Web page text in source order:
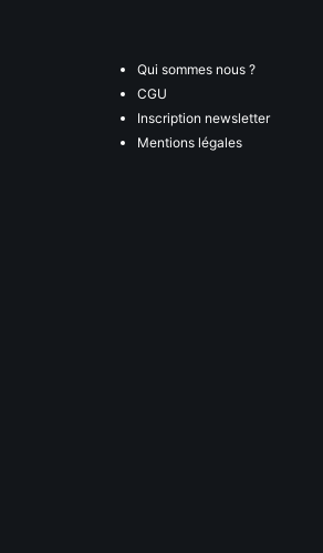
Qui sommes nous ?
CGU
Inscription newsletter
Mentions légales